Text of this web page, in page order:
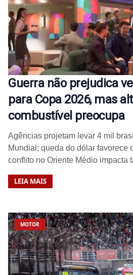
Guerra não prejudica
para Copa 2026, mas
combustível preocupa
Agências projetam levar 4 mil
Mundial; queda do dólar favorece
conflito no Oriente Médio impacta
LEIA MAIS
MOTOR